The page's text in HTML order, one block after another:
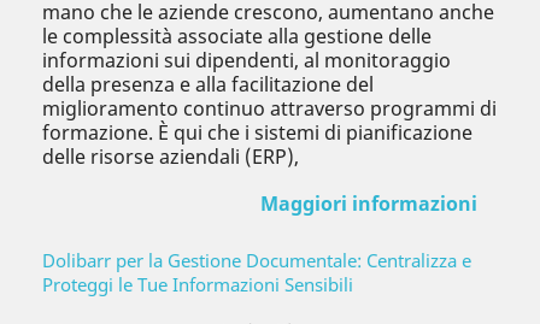
mano che le aziende crescono, aumentano anche
le complessità associate alla gestione delle
informazioni sui dipendenti, al monitoraggio
della presenza e alla facilitazione del
miglioramento continuo attraverso programmi di
formazione. È qui che i sistemi di pianificazione
delle risorse aziendali (ERP),
Maggiori informazioni
Dolibarr per la Gestione Documentale: Centralizza e
Proteggi le Tue Informazioni Sensibili